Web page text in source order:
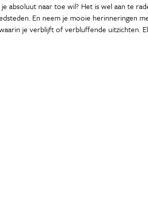
naar toe wil? Het is wel aan te
En neem je mooie herinneringen
je verblijft of verbluffende uitzichten.